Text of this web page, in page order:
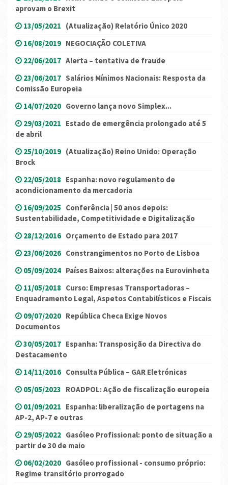
aprovam o Brexit
13/05/2021 (Atualização) Relatório Único 2020
16/08/2019 NEGOCIAÇÃO COLETIVA
22/06/2017 Alerta – tentativa de fraude
23/06/2017 Salários Mínimos Nacionais: Resposta da
Comissão Europeia
14/07/2020 Governo lança novo Simplex...
29/03/2021 Estado de emergência prolongado até 5
de abril
25/10/2019 (Atualização) Reino Unido: Operação
Brock
22/05/2018 Espanha: novo regulamento de
acondicionamento da mercadoria
16/09/2025 Conferência | 50 anos depois:
Sustentabilidade, Competitividade e Digitalização
28/12/2016 Orçamento de Estado para 2017
23/06/2026 Constrangimentos no Porto de Lisboa
05/09/2024 Países Baixos: alterações na Eurovinheta
11/05/2018 Curso: Empresas Transportadoras –
Enquadramento Legal, Aspetos Contabilísticos e Fiscais
09/07/2020 República Checa Exige Novos
Documentos
30/05/2017 Espanha: Transposição da Directiva do
Destacamento
14/11/2016 Consulta Pública – GAR Eletrónicas
05/05/2023 ROADPOL: Ação de fiscalização europeia
01/09/2021 Espanha: liberalização de portagens na
AP-2, AP-7 e outras
29/05/2022 Gasóleo Profissional: ponto de situação a
partir de 30 de maio
06/02/2020 Gasóleo profissional - consumo próprio:
Regime transitório prorrogado